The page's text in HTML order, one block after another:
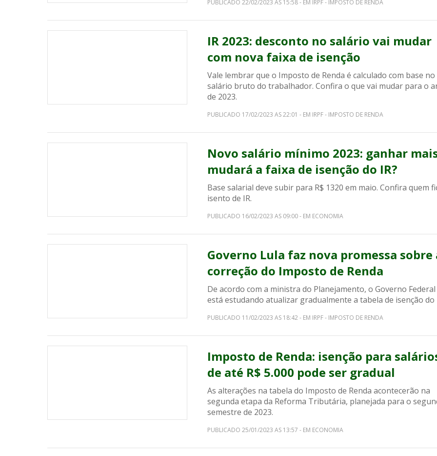
PUBLICADO 22/02/2023 AS 15:58 - EM IRPF - IMPOSTO DE RENDA
IR 2023: desconto no salário vai mudar
com nova faixa de isenção
Vale lembrar que o Imposto de Renda é calculado com base no
salário bruto do trabalhador. Confira o que vai mudar para o
de 2023.
PUBLICADO 17/02/2023 AS 22:01 - EM IRPF - IMPOSTO DE RENDA
Novo salário mínimo 2023: ganhar
mudará a faixa de isenção do IR?
Base salarial deve subir para R$ 1320 em maio. Confira quem
isento de IR.
PUBLICADO 16/02/2023 AS 09:00 - EM ECONOMIA
Governo Lula faz nova promessa sobre
correção do Imposto de Renda
De acordo com a ministra do Planejamento, o Governo Federal
está estudando atualizar gradualmente a tabela de isenção do
PUBLICADO 11/02/2023 AS 18:42 - EM IRPF - IMPOSTO DE RENDA
Imposto de Renda: isenção para
de até R$ 5.000 pode ser gradual
As alterações na tabela do Imposto de Renda acontecerão na
segunda etapa da Reforma Tributária, planejada para o
semestre de 2023.
PUBLICADO 25/01/2023 AS 13:57 - EM ECONOMIA